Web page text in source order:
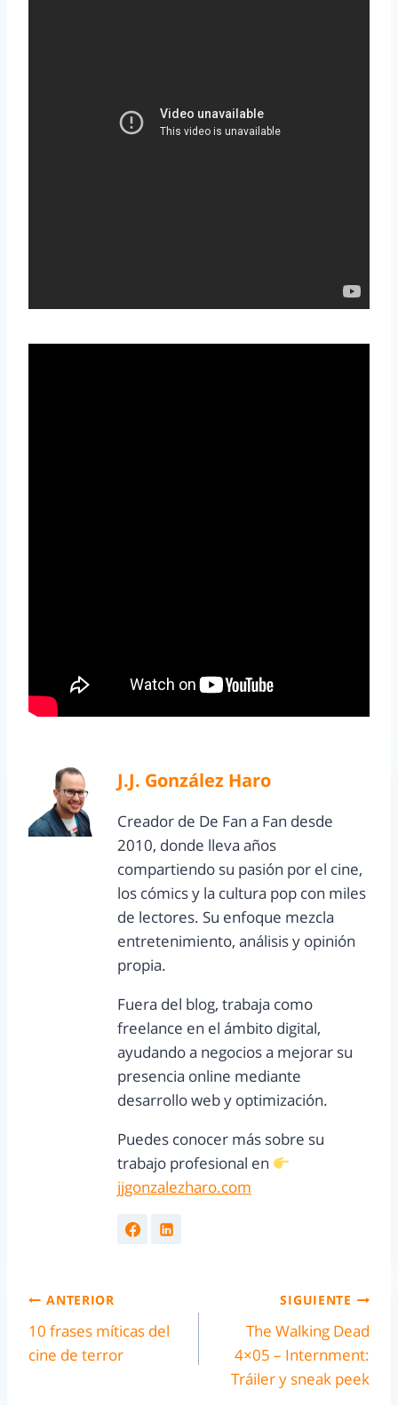
J.J. González Haro
Creador de De Fan a Fan desde
2010, donde lleva años
compartiendo su pasión por el cine,
los cómics y la cultura pop con miles
de lectores. Su enfoque mezcla
entretenimiento, análisis y opinión
propia.
Fuera del blog, trabaja como
freelance en el ámbito digital,
ayudando a negocios a mejorar su
presencia online mediante
desarrollo web y optimización.
Puedes conocer más sobre su
trabajo profesional en
jjgonzalezharo.com
ANTERIOR
10 frases míticas del
cine de terror
SIGUIENTE
The Walking Dead
4×05 – Internment:
Tráiler y sneak peek